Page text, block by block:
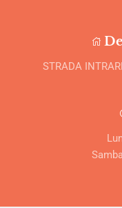
STRADA